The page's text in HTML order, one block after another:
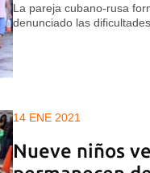
La pareja cubano-rusa
denunciado las
14 ENE 2021
Nueve niños